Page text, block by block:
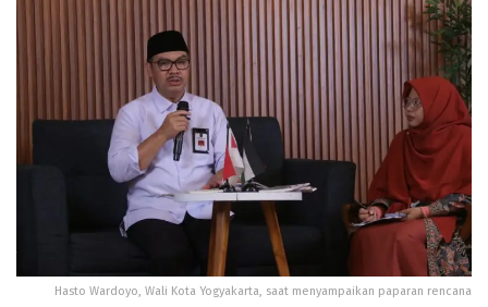
Hasto Wardoyo, Wali Kota Yogyakarta, saat menyampaikan paparan rencana